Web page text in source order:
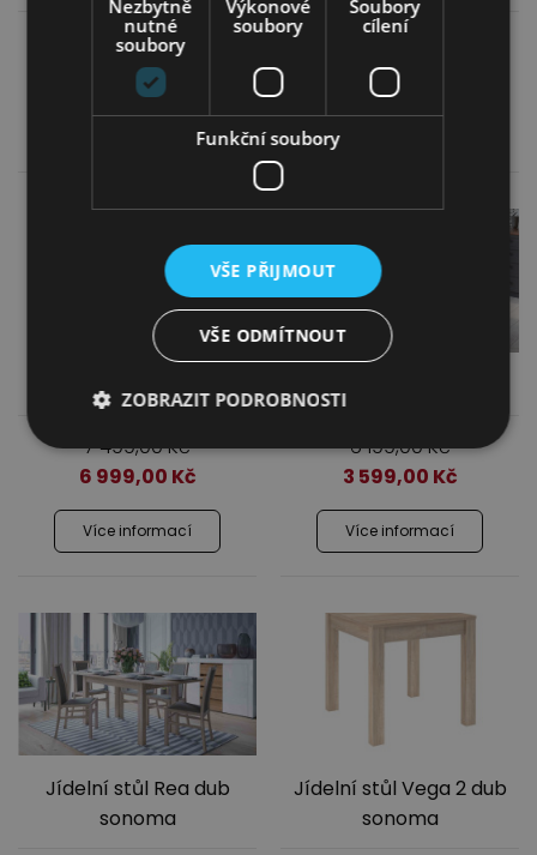
7 999,00Kč
4 749,00
5 149,00
Jídelní stůl Indus
7 499,00Kč
6 999,00 Kč
Více informací
6 199,00Kč
3 599,00 Kč
Více informací
Jídelní stůl Rea dub
sonoma
Jídelní stůl Vega 2 dub
sonoma
Nezbytně
nutné
soubory
Výkonové
soubory
Soubory
cílení
Funkční soubory
VŠE PŘIJMOUT
VŠE ODMÍTNOUT
ZOBRAZIT PODROBNOSTI